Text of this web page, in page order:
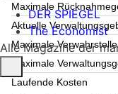
Maximale
Aktuelle
Maximale
Maximale
Laufende Kosten
DER SPIEGEL
The Economist
Alle Magazine der